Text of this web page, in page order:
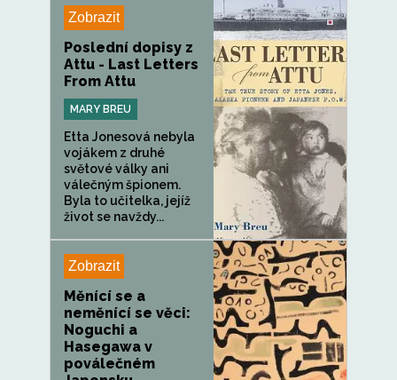
Zobrazit
Poslední dopisy z
Attu - Last Letters
From Attu
MARY BREU
Etta Jonesová nebyla
vojákem z druhé
světové války ani
válečným špionem.
Byla to učitelka, jejíž
život se navždy...
Zobrazit
Měnící se a
neměnící se věci:
Noguchi a
Hasegawa v
poválečném